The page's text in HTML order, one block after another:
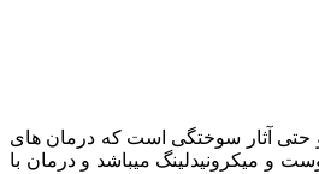
حتی آثار سوختگی است که درمان های
و میکرونیدلینگ میباشد و درمان با